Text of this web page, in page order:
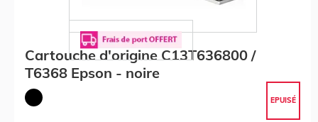
Cartouche d'origine C13T636800 /
T6368 Epson - noire
EPUISÉ